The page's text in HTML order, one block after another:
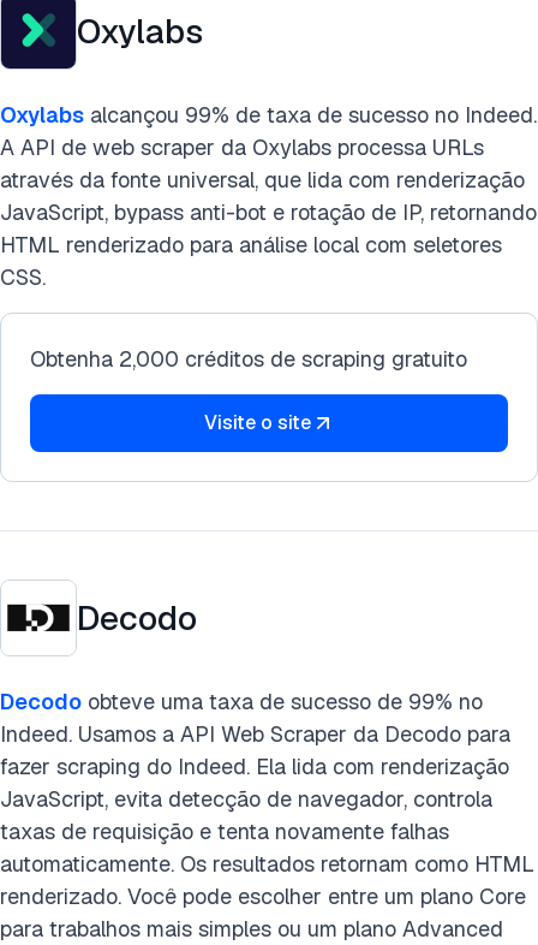
Oxylabs
Oxylabs alcançou 99% de taxa de sucesso no Indeed.
A API de web scraper da Oxylabs processa URLs
através da fonte universal, que lida com renderização
JavaScript, bypass anti-bot e rotação de IP, retornando
HTML renderizado para análise local com seletores
CSS.
Obtenha 2,000 créditos de scraping gratuito
Visite o site
Decodo
Decodo obteve uma taxa de sucesso de 99% no
Indeed. Usamos a API Web Scraper da Decodo para
fazer scraping do Indeed. Ela lida com renderização
JavaScript, evita detecção de navegador, controla
taxas de requisição e tenta novamente falhas
automaticamente. Os resultados retornam como HTML
renderizado. Você pode escolher entre um plano Core
para trabalhos mais simples ou um plano Advanced